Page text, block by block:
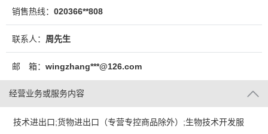
销售热线： 020366**808
联系人： 周先生
邮 箱： wingzhang***@126.com
经营业务或服务内容
技术进出口;货物进出口（专营专控商品除外）;生物技术开发服